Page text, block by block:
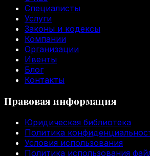
Специалисты
Услуги
Законы и кодексы
Компании
Организации
Ивенты
Блог
Контакты
Правовая информация
Юридическая библиотека
Политика
Условия использования
Политика использования